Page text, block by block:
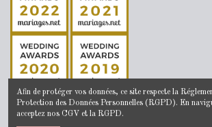
Afin de protéger vos données, ce site respecte la
Protection des Données Personnelles (RGPD). En
acceptez nos CGV et la RGPD.